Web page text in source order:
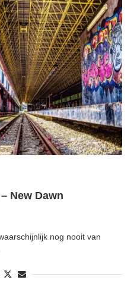
New Dawn
nog nooit van